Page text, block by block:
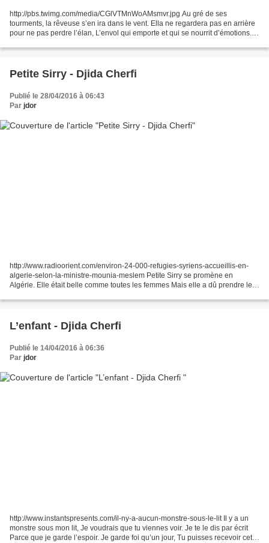
http://pbs.twimg.com/media/CGlVTMnWoAMsmvr.jpg Au gré de ses
tourments, la rêveuse s’en ira dans le vent. Ella ne regardera pas en arrière
pour ne pas perdre l’élan, L’envol qui emporte et qui se nourrit d’émotions.
Petite Sirry - Djida Cherfi
Publié le 28/04/2016 à 06:43
Par jdor
http://www.radioorient.com/environ-24-000-refugies-syriens-accueillis-en-
algerie-selon-la-ministre-mounia-meslem Petite Sirry se promène en
Algérie. Elle était belle comme toutes les femmes Mais elle a dû prendre les
L’enfant - Djida Cherfi
Publié le 14/04/2016 à 06:36
Par jdor
http://www.instantspresents.com/il-ny-a-aucun-monstre-sous-le-lit Il y a un
monstre sous mon lit, Je voudrais que tu viennes voir. Je te le dis par écrit
Parce que je garde l’espoir. Je garde foi qu’un jour, Tu puisses recevoir cette